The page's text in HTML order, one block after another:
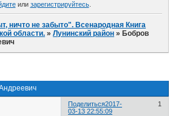
или зарегистрируйтесь.
ничто не забыто". Всенародная Книга
области. »Лунинский район » Бобров
Поделиться 1
2017-
03-13 22:55:09